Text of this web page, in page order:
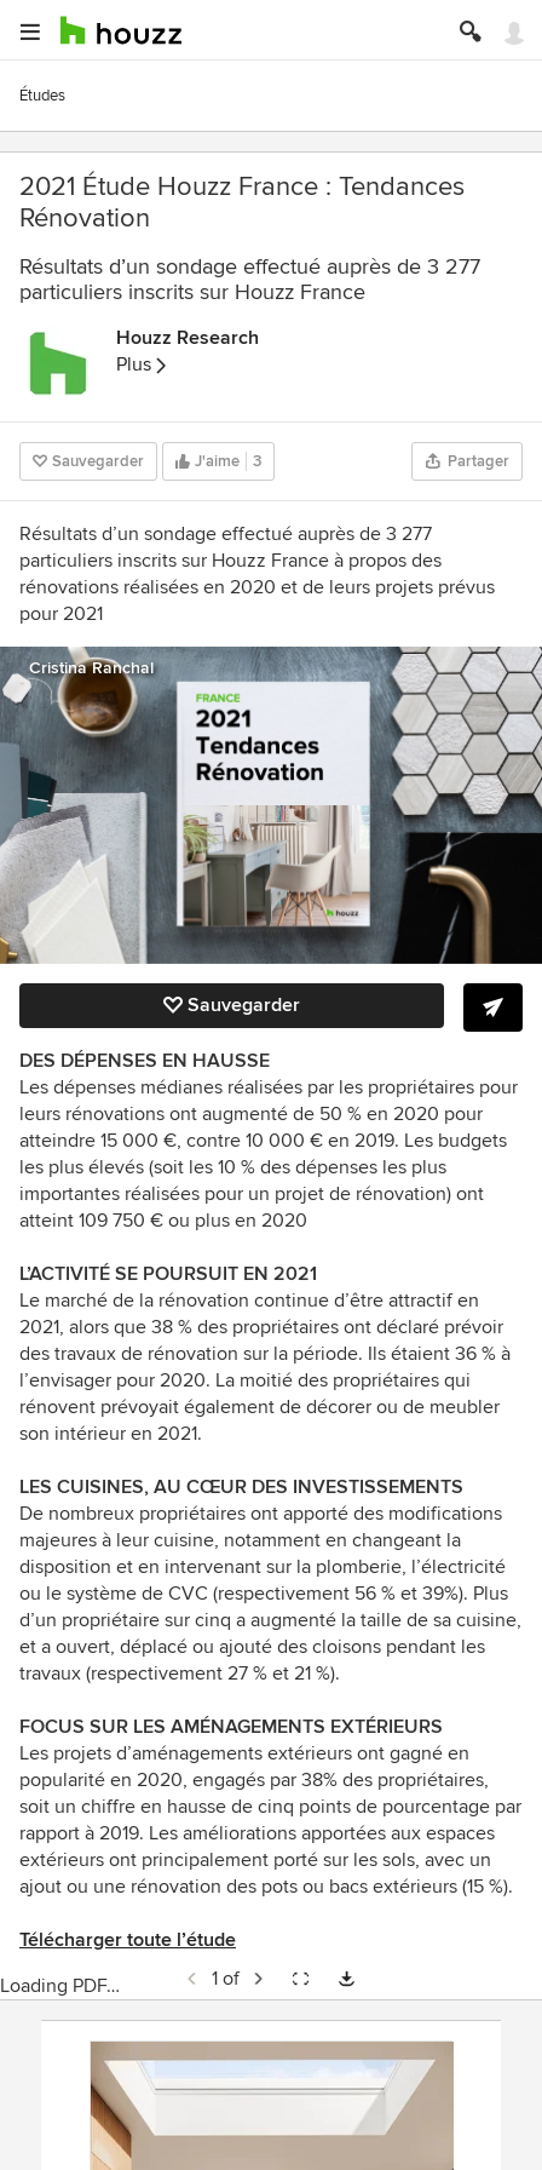
Études
2021 Étude Houzz France : Tendances
Rénovation
Résultats d’un sondage effectué auprès de 3 277
particuliers inscrits sur Houzz France
Houzz Research
Plus
Sauvegarder J'aime 3 Partager
Résultats d’un sondage effectué auprès de 3 277
particuliers inscrits sur Houzz France à propos des
rénovations réalisées en 2020 et de leurs projets prévus
pour 2021
Cristina Ranchal
Sauvegarder
DES DÉPENSES EN HAUSSE
Les dépenses médianes réalisées par les propriétaires pour
leurs rénovations ont augmenté de 50 % en 2020 pour
atteindre 15 000 €, contre 10 000 € en 2019. Les budgets
les plus élevés (soit les 10 % des dépenses les plus
importantes réalisées pour un projet de rénovation) ont
atteint 109 750 € ou plus en 2020
L’ACTIVITÉ SE POURSUIT EN 2021
Le marché de la rénovation continue d’être attractif en
2021, alors que 38 % des propriétaires ont déclaré prévoir
des travaux de rénovation sur la période. Ils étaient 36 % à
l’envisager pour 2020. La moitié des propriétaires qui
rénovent prévoyait également de décorer ou de meubler
son intérieur en 2021.
LES CUISINES, AU CŒUR DES INVESTISSEMENTS
De nombreux propriétaires ont apporté des modifications
majeures à leur cuisine, notamment en changeant la
disposition et en intervenant sur la plomberie, l’électricité
ou le système de CVC (respectivement 56 % et 39%). Plus
d’un propriétaire sur cinq a augmenté la taille de sa cuisine,
et a ouvert, déplacé ou ajouté des cloisons pendant les
travaux (respectivement 27 % et 21 %).
FOCUS SUR LES AMÉNAGEMENTS EXTÉRIEURS
Les projets d’aménagements extérieurs ont gagné en
popularité en 2020, engagés par 38% des propriétaires,
soit un chiffre en hausse de cinq points de pourcentage par
rapport à 2019. Les améliorations apportées aux espaces
extérieurs ont principalement porté sur les sols, avec un
ajout ou une rénovation des pots ou bacs extérieurs (15 %).
Télécharger toute l’étude
Loading PDF…
1 of